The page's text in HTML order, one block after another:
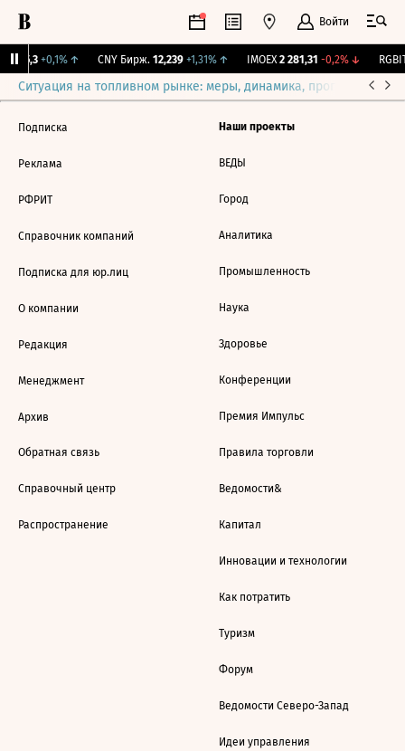
Войти
115,3 +0,1%↑ CNY Бирж. 12,239 +1,31%↑ IMOEX 2 281,31 -0,2%↓
Ситуация на топливном рынке: меры, динамика, прогнозы
Подписка
Реклама
РФРИТ
Справочник компаний
Подписка для юр.лиц
О компании
Редакция
Менеджмент
Архив
Обратная связь
Справочный центр
Распространение
Наши проекты
ВЕДЫ
Город
Аналитика
Промышленность
Наука
Здоровье
Конференции
Премия Импульс
Правила торговли
Ведомости&
Капитал
Инновации и технологии
Как потратить
Туризм
Форум
Ведомости Северо-Запад
Идеи управления